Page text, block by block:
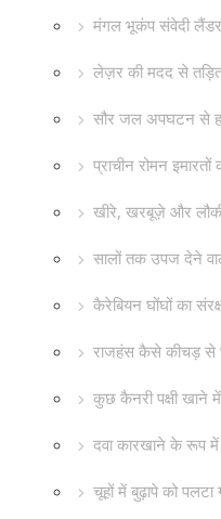
मंगल भूकंप संवेदी लैंडर
लेज़र की मदद से
सौर जल अपघटन से
प्राचीन रोमन
खीरे, खरबूज़े और
सालों तक उपज देने
कैरेबियन घोंघों का
राजहंस कैसे कीचड़ से
कुछ कैनरी पक्षी खाने में
दवा कारखाने के रूप में
चूहों में बुढ़ापे को पलटा